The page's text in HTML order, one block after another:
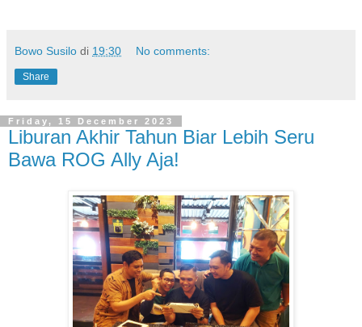
Bowo Susilo di 19:30 No comments:
Share
Friday, 15 December 2023
Liburan Akhir Tahun Biar Lebih Seru
Bawa ROG Ally Aja!